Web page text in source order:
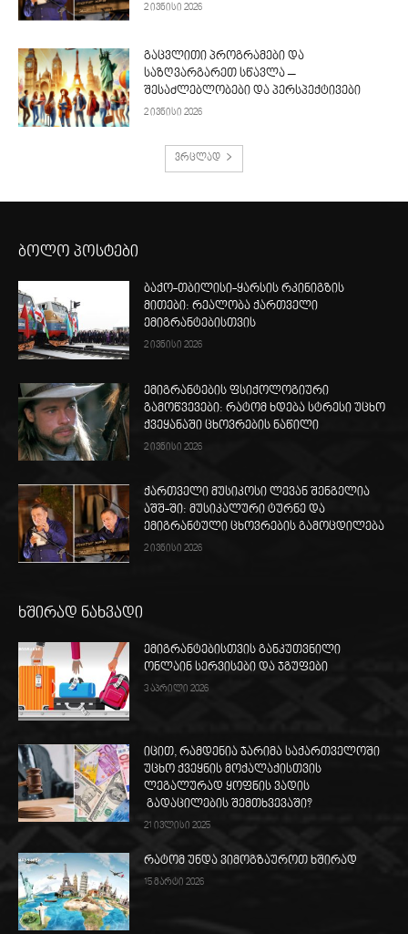
2 ივნისი 2026
გაცვლითი პროგრამები და
საზღვარგარეთ სწავლა –
შესაძლებლობები და პერსპექტივები
2 ივნისი 2026
ვრცლად
ბოლო პოსტები
ბაქო-თბილისი-ყარსის რკინიგზის
მითები: რეალობა ქართველი
ემიგრანტებისთვის
2 ივნისი 2026
ემიგრანტების ფსიქოლოგიური
გამოწვევები: რატომ ხდება სტრესი უცხო
ქვეყანაში ცხოვრების ნაწილი
2 ივნისი 2026
ქართველი მუსიკოსი ლევან შენგელია
აშშ-ში: მუსიკალური ტურნე და
ემიგრანტული ცხოვრების გამოცდილება
2 ივნისი 2026
ხშირად ნახვადი
ემიგრანტებისთვის განკუთვნილი
ონლაინ სერვისები და ჯგუფები
3 აპრილი 2026
იცით, რამდენია ჯარიმა საქართველოში
უცხო ქვეყნის მოქალაქისთვის
ლეგალურად ყოფნის ვადის
გადაცილების შემთხვევაში?
21 ივლისი 2025
რატომ უნდა ვიმოგზაუროთ ხშირად
15 მარტი 2026